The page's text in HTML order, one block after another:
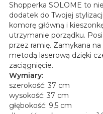
Shopperka SOLOME to
dodatek do Twojej
komorę główną i
utrzymanie porządku.
przez ramię. Zamykana
metodą laserową dzięki
zaciągnięcie.
Wymiary:
szerokość: 37 cm
wysokość: 37 cm
głębokość: 9,5 cm